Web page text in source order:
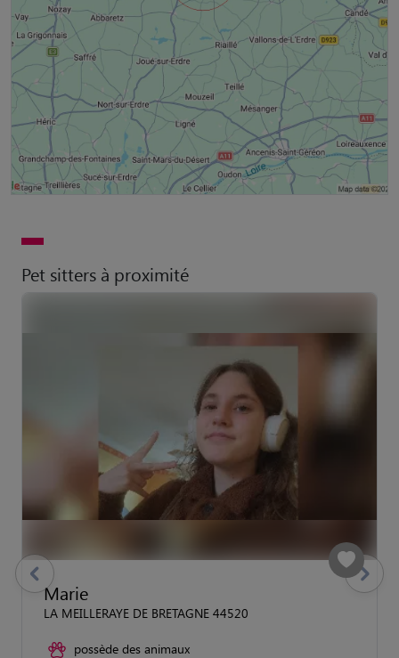
Pet sitters à proximité
Marie
LA MEILLERAYE DE BRETAGNE 44520
possède des animaux
previous Suivant